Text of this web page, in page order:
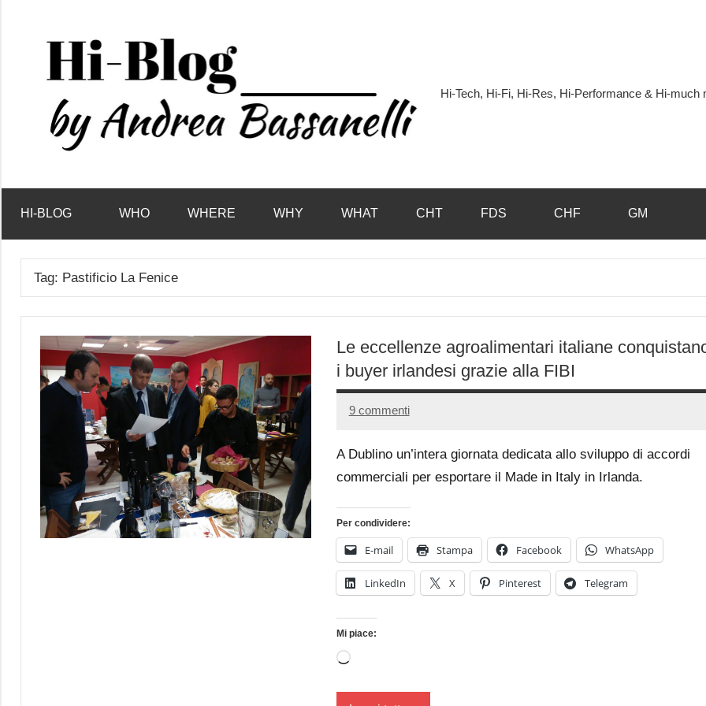
by
Andrea
Bassanelli
Hi-Tech, Hi-Fi, Hi-Res, Hi-Performance & Hi-
HI-BLOG WHO WHERE WHY WHAT CHT FDS CHF GM
Tag: Pastificio La Fenice
Le eccellenze agroalimentari italiane
i buyer irlandesi grazie alla FIBI
18
2015
Andrea
9 commenti
A Dublino un’intera giornata dedicata allo sviluppo di accordi
commerciali per esportare il Made in Italy in Irlanda.
Per condividere:
E-mail Stampa Facebook WhatsApp
LinkedIn X Pinterest Telegram
Mi piace:
Caricamento